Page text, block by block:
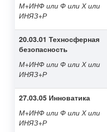
М+ИНФ или Ф или Х или
ИНЯЗ+Р
20.03.01 Техносферная
безопасность
М+ИНФ или Ф или Х или
ИНЯЗ+Р
27.03.05 Инноватика
М+ИНФ или Ф или Х или
ИНЯЗ+Р